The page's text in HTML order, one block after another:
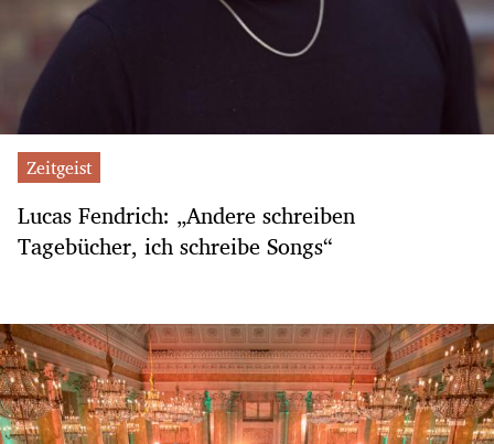
Zeitgeist
Lucas Fendrich: „Andere schreiben
Tagebücher, ich schreibe Songs“